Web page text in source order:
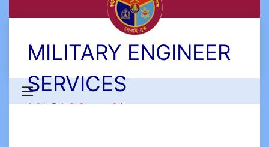
MILITARY ENGINEER
SERVICES
মিলিটারী ইঞ্জিনিয়ার সার্ভিসেস